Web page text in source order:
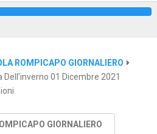
ROMPICAPO GIORNALIERO
01 Dicembre 2021
GIORNALIERO